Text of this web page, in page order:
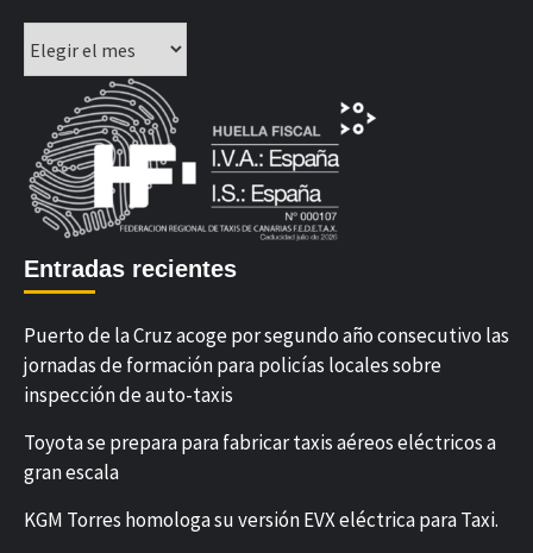
Entradas recientes
Puerto de la Cruz acoge por segundo año consecutivo las
jornadas de formación para policías locales sobre
inspección de auto-taxis
Toyota se prepara para fabricar taxis aéreos eléctricos a
gran escala
KGM Torres homologa su versión EVX eléctrica para Taxi.